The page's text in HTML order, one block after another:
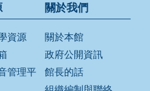
資源
管理平
關於我們
關於本館
政府公開資訊
館長的話